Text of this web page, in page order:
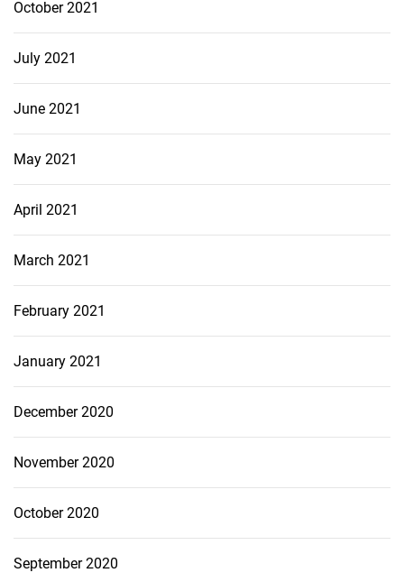
October 2021
July 2021
June 2021
May 2021
April 2021
March 2021
February 2021
January 2021
December 2020
November 2020
October 2020
September 2020